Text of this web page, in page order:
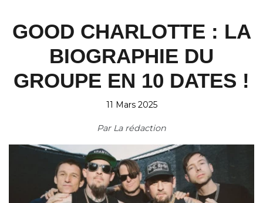
GOOD CHARLOTTE : LA
BIOGRAPHIE DU
GROUPE EN 10 DATES !
11 Mars 2025
Par La rédaction